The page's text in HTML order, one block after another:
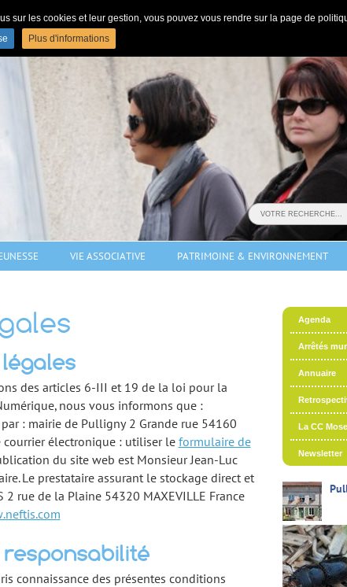
sur les cookies et leur gestion, vous pouvez vous rendre sur la page de
Plus d'informations
de 1206 habitants dans le sud Meurthe-et-Mosellan (Lorraine).
VIE ASSOCIATIVE PATRIMOINE & ENVIRONNEMENT
Agenda
Arrêtés
Annuaire
La CC
Newsletter
des articles 6-III et 19 de la loi pour la
nous vous informons que :
: mairie de Pulligny 2 Grande rue 54160
courrier électronique : utiliser le formulaire de
du site web est Monsieur Jean-Luc
Le prestataire assurant le stockage direct et
2 rue de la Plaine 54320 MAXEVILLE France
connaissance des présentes conditions